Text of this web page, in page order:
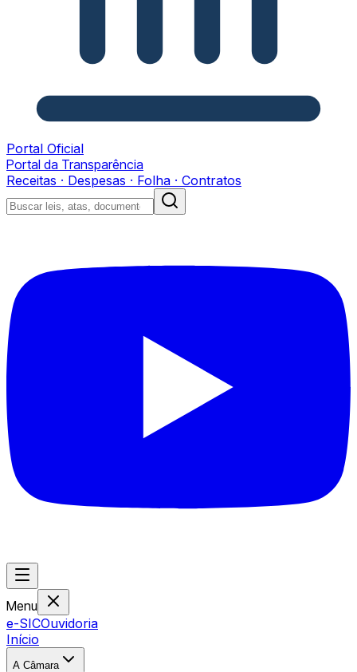
Portal Oficial
Portal da Transparência
Receitas · Despesas · Folha · Contratos
Menu
e-SICOuvidoria
Início
A Câmara